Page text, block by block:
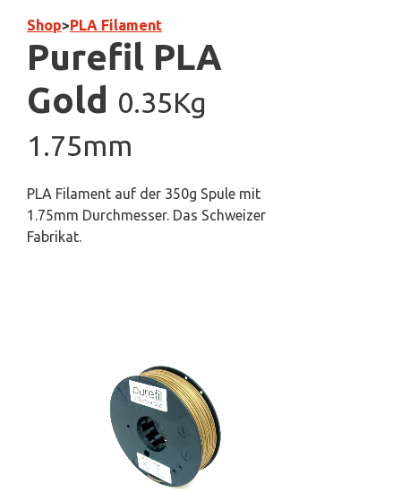
Shop>PLA Filament
Purefil PLA
Gold 0.35Kg
1.75mm
PLA Filament auf der 350g Spule mit
1.75mm Durchmesser. Das Schweizer
Fabrikat.